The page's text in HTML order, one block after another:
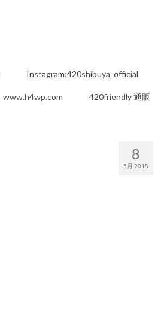
Instagram:420shibuya_official
www.h4wp.com 420friendly 通販
8
5月 2018